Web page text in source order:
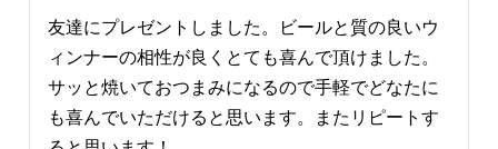
友達にプレゼントしました。ビールと質の良いウ
ィンナーの相性が良くとても喜んで頂けました。
サッと焼いておつまみになるので手軽でどなたに
も喜んでいただけると思います。またリピートす